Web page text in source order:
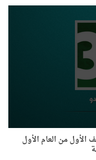
الأول من العام الأول